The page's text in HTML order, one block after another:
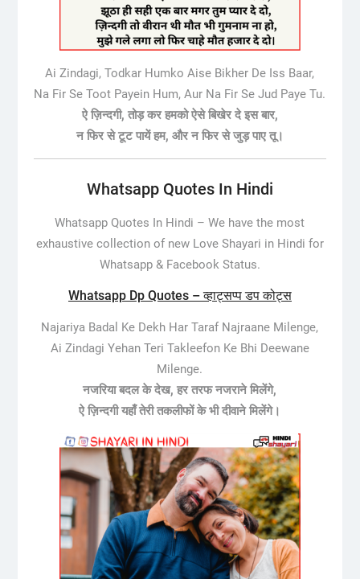
Ai Zindagi, Todkar Humko Aise Bikher De Iss Baar,
Na Fir Se Toot Payein Hum, Aur Na Fir Se Jud Paye Tu.
ऐ ज़िन्दगी, तोड़ कर हमको ऐसे बिखेर दे इस बार,
न फिर से टूट पायें हम, और न फिर से जुड़ पाए तू।
Whatsapp Quotes In Hindi
Whatsapp Quotes In Hindi –We have the most
exhaustive collection of new Love Shayari in Hindi for
Whatsapp & Facebook Status.
Whatsapp Dp Quotes – व्हाट्सप्प डप कोट्स
Najariya Badal Ke Dekh Har Taraf Najraane Milenge,
Ai Zindagi Yehan Teri Takleefon Ke Bhi Deewane
Milenge.
नजरिया बदल के देख, हर तरफ नजराने मिलेंगे,
ऐ ज़िन्दगी यहाँ तेरी तकलीफों के भी दीवाने मिलेंगे।